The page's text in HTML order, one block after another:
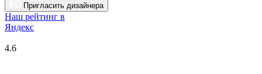
Пригласить дизайнера
Наш рейтинг в
Яндекс
4.6